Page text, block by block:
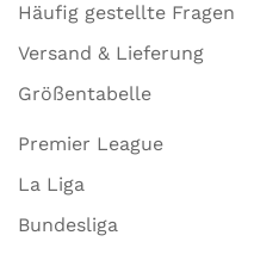
Häufig gestellte Fragen
Versand & Lieferung
Größentabelle
Premier League
La Liga
Bundesliga